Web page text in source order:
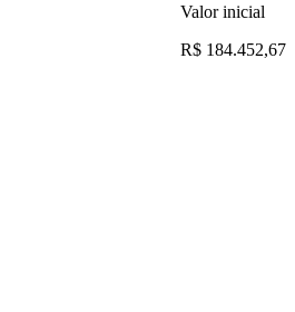
Valor inicial
R$ 184.452,67